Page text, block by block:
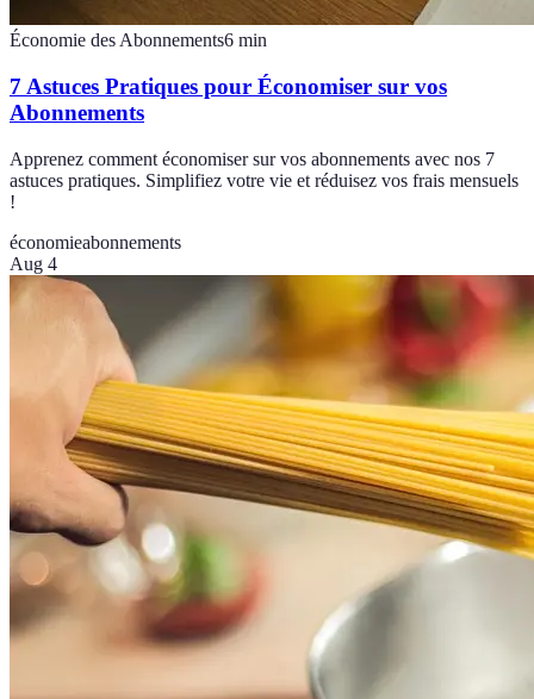
Économie des Abonnements6 min
7 Astuces Pratiques pour Économiser sur vos
Abonnements
Apprenez comment économiser sur vos abonnements avec nos 7
astuces pratiques. Simplifiez votre vie et réduisez vos frais mensuels
!
économieabonnements
Aug 4